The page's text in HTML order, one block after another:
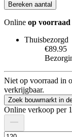
Bereken aantal
Online op voorraad
Thuisbezorgd
€89.95
Niet op voorraad in
verkrijgbaar.
Zoek bouwmarkt in
Online verkoop per